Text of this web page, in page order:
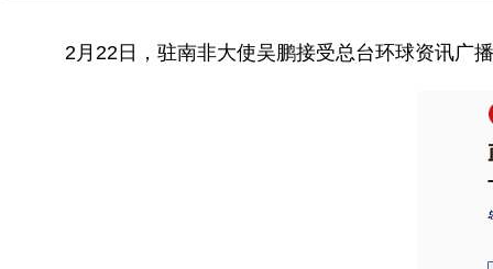
2月22日，驻南非大使吴鹏接受总台环球资讯广